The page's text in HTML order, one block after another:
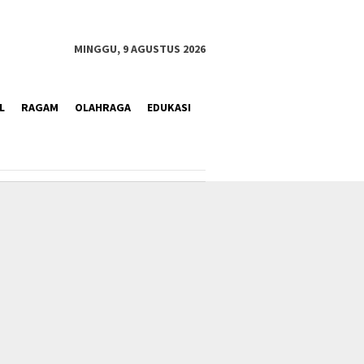
MINGGU, 9 AGUSTUS 2026
RAGAM OLAHRAGA EDUKASI